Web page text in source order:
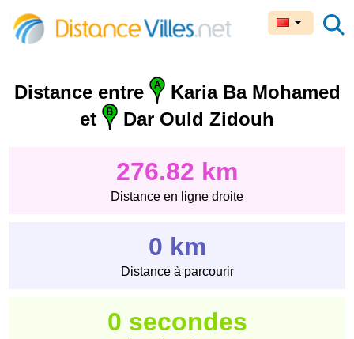
Distance entre
Karia Ba Mohamed
et
Dar Ould Zidouh
276.82 km
Distance en ligne droite
0 km
Distance à parcourir
0 secondes